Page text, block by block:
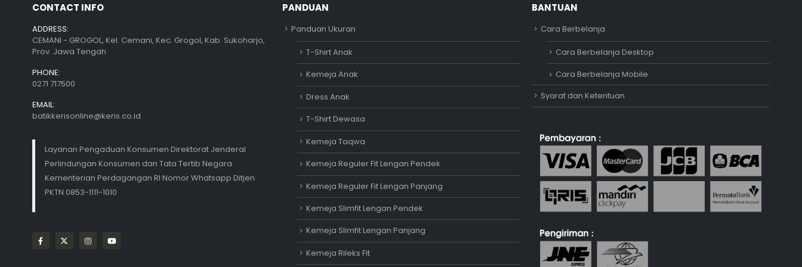
CONTACT INFO
ADDRESS:
CEMANI - GROGOL, Kel. Cemani, Kec. Grogol, Kab. Sukoharjo,
Prov. Jawa Tengah
PHONE:
0271 717500
EMAIL:
batikkerisonline@keris.co.id
Layanan Pengaduan Konsumen Direktorat Jenderal
Perlindungan Konsumen dan Tata Tertib Negara
Kementerian Perdagangan RI Nomor Whatsapp Ditjen
PKTN 0853-1111-1010
PANDUAN
Panduan Ukuran
T-Shirt Anak
Kemeja Anak
Dress Anak
T-Shirt Dewasa
Kemeja Taqwa
Kemeja Reguler Fit Lengan Pendek
Kemeja Reguler Fit Lengan Panjang
Kemeja Slimfit Lengan Pendek
Kemeja Slimfit Lengan Panjang
Kemeja Rileks Fit
BANTUAN
Cara Berbelanja
Cara Berbelanja Desktop
Cara Berbelanja Mobile
Syarat dan Ketentuan
Adipati
Online